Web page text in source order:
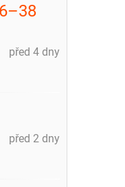
před 4 dny
před 2 dny